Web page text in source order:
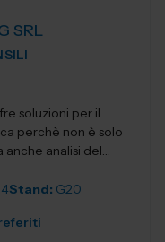
SRL
soluzioni per il
perchè non è solo
analisi del
Stand: G20